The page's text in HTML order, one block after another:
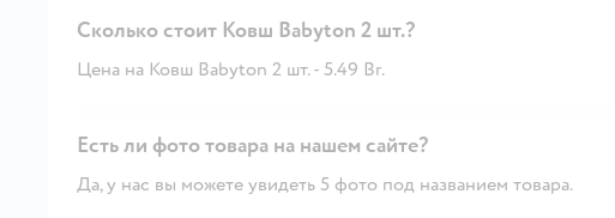
Сколько стоит Ковш Babyton 2 шт.?
Цена на Ковш Babyton 2 шт. - 5.49 Br.
Есть ли фото товара на нашем сайте?
Да, у нас вы можете увидеть 5 фото под названием товара.